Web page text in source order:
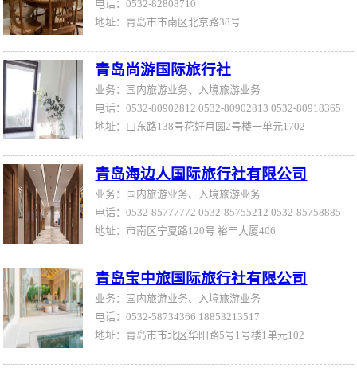
电话：0532-82808710
地址：青岛市市南区北京路38号
青岛尚游国际旅行社
业务：国内旅游业务、入境旅游业务
电话：0532-80902812 0532-80902813 0532-80918365
地址：山东路138号花好月圆2号楼一单元1702
青岛海边人国际旅行社有限公司
业务：国内旅游业务、入境旅游业务
电话：0532-85777772 0532-85755212 0532-85758885
地址：市南区宁夏路120号 裕丰大厦406
青岛宝中旅国际旅行社有限公司
业务：国内旅游业务、入境旅游业务
电话：0532-58734366 18853213517
地址：青岛市市北区华阳路5号1号楼1单元102